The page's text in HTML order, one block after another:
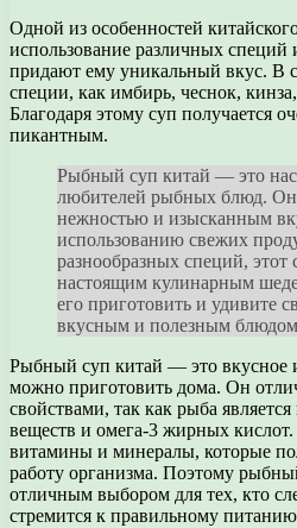
Одной из особенностей
использование различных специй
придают ему уникальный вкус. В
специи, как имбирь, чеснок,
Благодаря этому суп получается
пикантным.
Рыбный суп китай — это
любителей рыбных блюд. Он
нежностью и изысканным
использованию свежих
разнообразных специй, этот
настоящим кулинарным
его приготовить и удивите
вкусным и полезным
Рыбный суп китай — это вкусное
можно приготовить дома. Он
свойствами, так как рыба
веществ и омега-3 жирных
витамины и минералы, которые
работу организма. Поэтому
отличным выбором для тех, кто
стремится к правильному